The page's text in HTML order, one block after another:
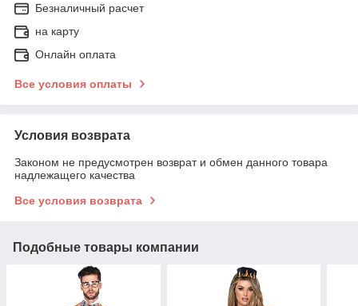
Безналичный расчет
на карту
Онлайн оплата
Все условия оплаты
Условия возврата
Законом не предусмотрен возврат и обмен данного товара
надлежащего качества
Все условия возврата
Подобные товары компании